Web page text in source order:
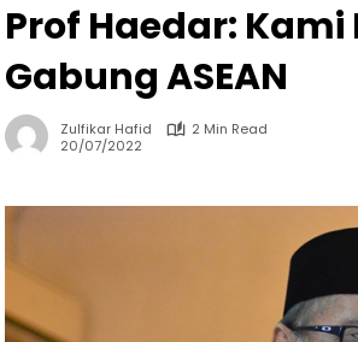
Prof Haedar:
Gabung ASEAN
Zulfikar Hafid
2 Min Read
20/07/2022